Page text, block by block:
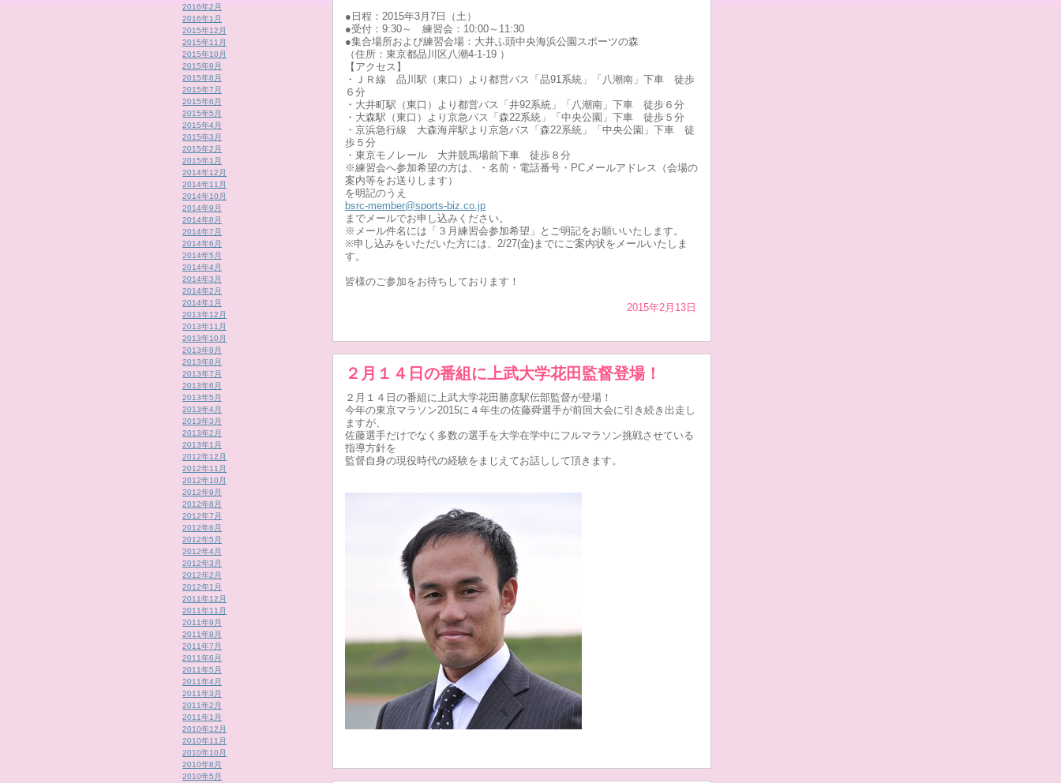
2016年2月
2016年1月
2015年12月
2015年11月
2015年10月
2015年9月
2015年8月
2015年7月
2015年6月
2015年5月
2015年4月
2015年3月
2015年2月
2015年1月
2014年12月
2014年11月
2014年10月
2014年9月
2014年8月
2014年7月
2014年6月
2014年5月
2014年4月
2014年3月
2014年2月
2014年1月
2013年12月
2013年11月
2013年10月
2013年9月
2013年8月
2013年7月
2013年6月
2013年5月
2013年4月
2013年3月
2013年2月
2013年1月
2012年12月
2012年11月
2012年10月
2012年9月
2012年8月
2012年7月
2012年6月
2012年5月
2012年4月
2012年3月
2012年2月
2012年1月
2011年12月
2011年11月
2011年9月
2011年8月
2011年7月
2011年6月
2011年5月
2011年4月
2011年3月
2011年2月
2011年1月
2010年12月
2010年11月
2010年10月
2010年8月
2010年5月
●日程：2015年3月7日（土）
●受付：9:30～ 練習会：10:00～11:30
●集合場所および練習会場：大井ふ頭中央海浜公園スポーツの森
（住所：東京都品川区八潮4-1-19 ）
【アクセス】
・ＪＲ線 品川駅（東口）より都営バス「品91系統」「八潮南」下車 徒歩
６分
・大井町駅（東口）より都営バス「井92系統」「八潮南」下車 徒歩６分
・大森駅（東口）より京急バス「森22系統」「中央公園」下車 徒歩５分
・京浜急行線 大森海岸駅より京急バス「森22系統」「中央公園」下車 徒
歩５分
・東京モノレール 大井競馬場前下車 徒歩８分
※練習会へ参加希望の方は、・名前・電話番号・PCメールアドレス（会場の
案内等をお送りします）
を明記のうえ
bsrc-member@sports-biz.co.jp
までメールでお申し込みください。
※メール件名には「３月練習会参加希望」とご明記をお願いいたします。
※申し込みをいただいた方には、2/27(金)までにご案内状をメールいたしま
す。
皆様のご参加をお待ちしております！
2015年2月13日
２月１４日の番組に上武大学花田監督登場！
２月１４日の番組に上武大学花田勝彦駅伝部監督が登場！
今年の東京マラソン2015に４年生の佐藤舜選手が前回大会に引き続き出走し
ますが、
佐藤選手だけでなく多数の選手を大学在学中にフルマラソン挑戦させている
指導方針を
監督自身の現役時代の経験をまじえてお話しして頂きます。